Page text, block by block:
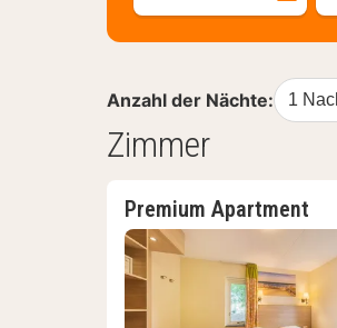
Anzahl der Nächte: 1
Zimmer
Premium Apartment